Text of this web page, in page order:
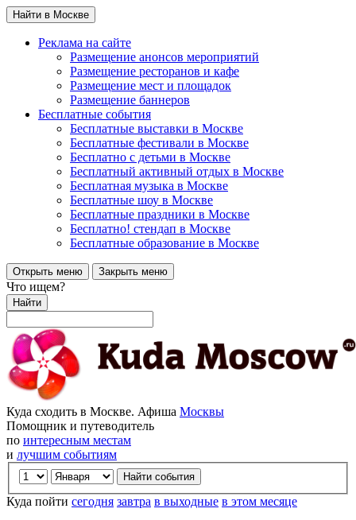
Найти в Москве
Реклама на сайте
Размещение анонсов мероприятий
Размещение ресторанов и кафе
Размещение мест и площадок
Размещение баннеров
Бесплатные события
Бесплатные выставки в Москве
Бесплатные фестивали в Москве
Бесплатно с детьми в Москве
Бесплатный активный отдых в Москве
Бесплатная музыка в Москве
Бесплатные шоу в Москве
Бесплатные праздники в Москве
Бесплатно! стендап в Москве
Бесплатные образование в Москве
Открыть меню Закрыть меню
Что ищем?
Найти
Куда сходить в Москве. Афиша Москвы
Помощник и путеводитель
по интересным местам
и лучшим событиям
Куда пойти сегодня завтра в выходные в этом месяце